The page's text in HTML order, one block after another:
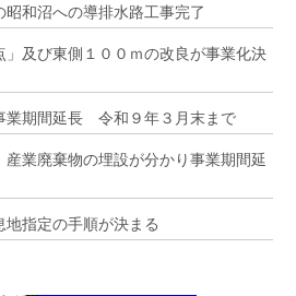
和沼への導排水路工事完了
」及び東側１００ｍの改良が事業化決
業期間延長 令和９年３月末まで
業廃棄物の埋設が分かり事業期間延
指定の手順が決まる